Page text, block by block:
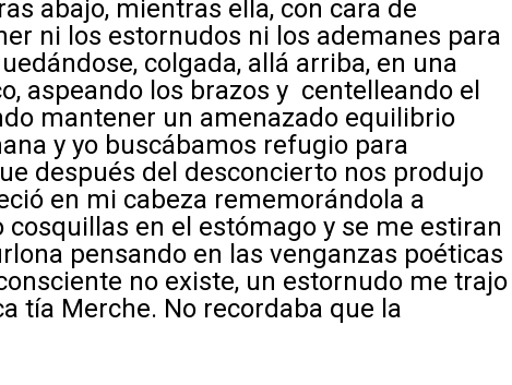
abajo, mientras ella, con cara de
ni los estornudos ni los ademanes para
colgada, allá arriba, en una
aspeando los brazos y centelleando el
mantener un amenazado equilibrio
y yo buscábamos refugio para
después del desconcierto nos produjo
en mi cabeza rememorándola a
en el estómago y se me estiran
pensando en las venganzas poéticas
no existe, un estornudo me trajo
tía Merche. No recordaba que la